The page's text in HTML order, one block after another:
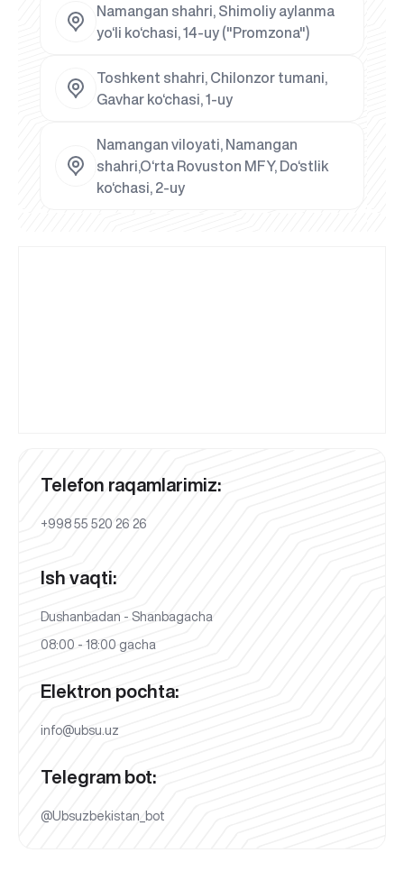
Namangan shahri, Shimoliy aylanma
yo‘li ko‘chasi, 14-uy ("Promzona")
Toshkent shahri, Chilonzor tumani,
Gavhar ko‘chasi, 1-uy
Namangan viloyati, Namangan
shahri,O‘rta Rovuston MFY, Do‘stlik
ko‘chasi, 2-uy
Telefon raqamlarimiz:
+998 55 520 26 26
Ish vaqti:
Dushanbadan - Shanbagacha
08:00 - 18:00 gacha
Elektron pochta:
info@ubsu.uz
Telegram bot:
@Ubsuzbekistan_bot